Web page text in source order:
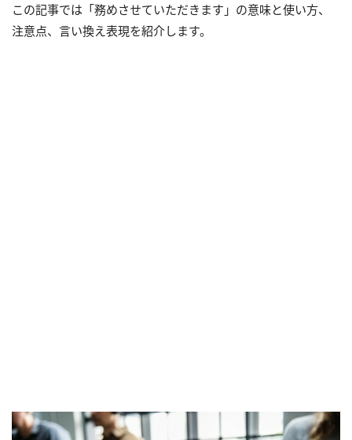
この記事では「務めさせていただきます」の意味と使い方、
注意点、言い換え表現を紹介します。